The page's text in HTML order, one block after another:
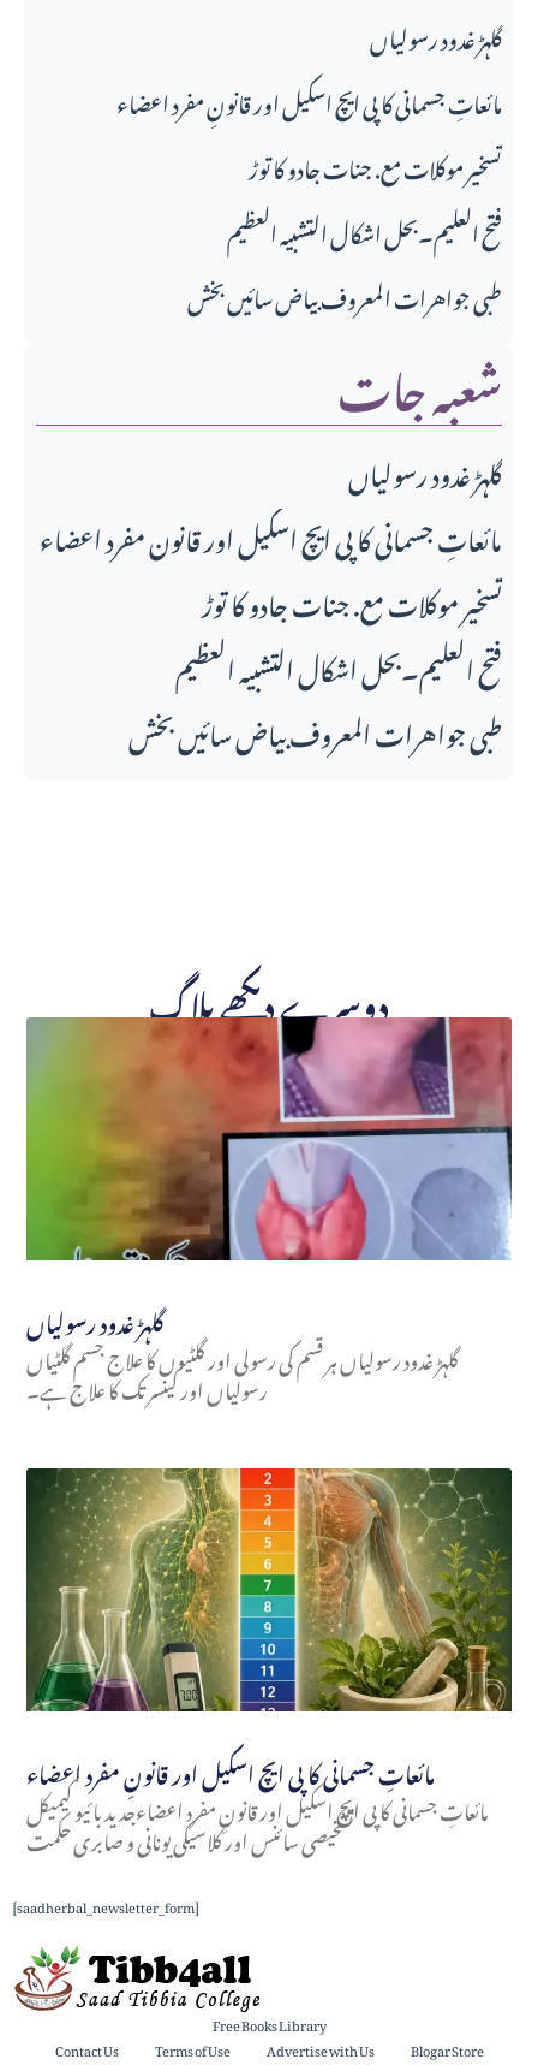
گلہڑ غدود رسولیاں
مائعاتِ جسمانی کا پی ایچ اسکیل اور قانونِ مفرد اعضاء
تسخیر موکلات مع. جنات جادو کا توڑ
فتح العلیم۔بحل اشکال التشبیہ العظیم
طبی جواهرات المعروف بیاض سائیں بخش
شعبہ جات
گلہڑ غدود رسولیاں
مائعاتِ جسمانی کا پی ایچ اسکیل اور قانونِ مفرد اعضاء
تسخیر موکلات مع. جنات جادو کا توڑ
فتح العلیم۔بحل اشکال التشبیہ العظیم
طبی جواهرات المعروف بیاض سائیں بخش
دوسرے دیکھے بلاگ
گلہڑ غدود رسولیاں
گلہڑ غدود رسولیاں ہر قسم کی رسولی اور گلٹیوں کا علاج جسم گلٹیاں
رسولیاں اور کینسر تک کا علاج ہے۔
مائعاتِ جسمانی کا پی ایچ اسکیل اور قانونِ مفرد اعضاء
مائعاتِ جسمانی کا پی ایچ اسکیل اور قانونِ مفرد اعضاءجدید بائیو کیمیکل
تشخیصی سائنس اور کلاسیکی یونانی و صابری حکمت
[saadherbal_newsletter_form]
Free Books Library
Contact Us Terms of Use Advertise with Us Blogar Store